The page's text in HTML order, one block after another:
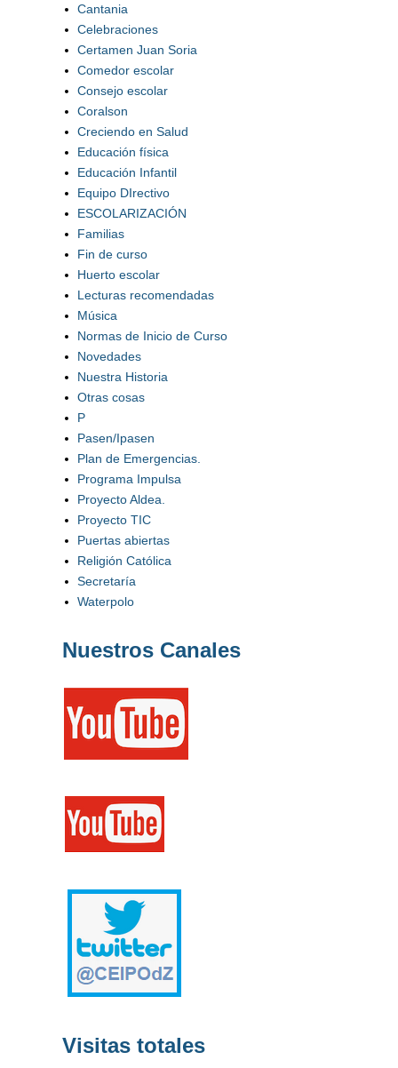
Cantania
Celebraciones
Certamen Juan Soria
Comedor escolar
Consejo escolar
Coralson
Creciendo en Salud
Educación física
Educación Infantil
Equipo DIrectivo
ESCOLARIZACIÓN
Familias
Fin de curso
Huerto escolar
Lecturas recomendadas
Música
Normas de Inicio de Curso
Novedades
Nuestra Historia
Otras cosas
P
Pasen/Ipasen
Plan de Emergencias.
Programa Impulsa
Proyecto Aldea.
Proyecto TIC
Puertas abiertas
Religión Católica
Secretaría
Waterpolo
Nuestros Canales
Visitas totales